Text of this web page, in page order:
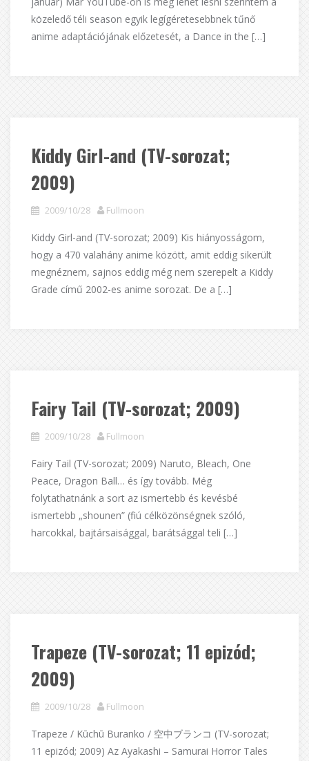
közeledő téli season egyik legígéretesebbnek tűnő
anime adaptációjának előzetesét, a Dance in the […]
Kiddy Girl-and (TV-sorozat;
2009)
2009/10/28 Fullmoon
Kiddy Girl-and (TV-sorozat; 2009) Kis hiányosságom,
hogy a 470 valahány anime között, amit eddig sikerült
megnéznem, sajnos eddig még nem szerepelt a Kiddy
Grade című 2002-es anime sorozat. De a […]
Fairy Tail (TV-sorozat; 2009)
2009/10/28 Fullmoon
Fairy Tail (TV-sorozat; 2009) Naruto, Bleach, One
Peace, Dragon Ball… és így tovább. Még
folytathatnánk a sort az ismertebb és kevésbé
ismertebb „shounen” (fiú célközönségnek szóló,
harcokkal, bajtársaisággal, barátsággal teli […]
Trapeze (TV-sorozat; 11 epizód;
2009)
2009/10/28 Fullmoon
Trapeze / Kūchū Buranko / 空中ブランコ (TV-sorozat;
11 epizód; 2009) Az Ayakashi – Samurai Horror Tales